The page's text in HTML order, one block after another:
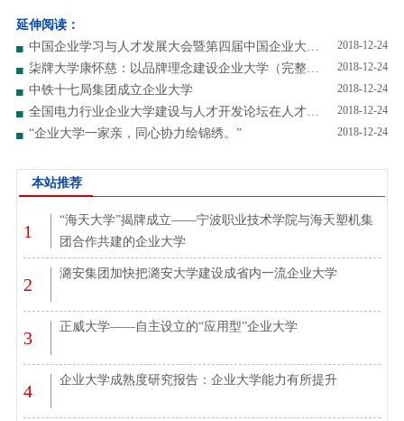
延伸阅读：
2018-12-24
中国企业学习与人才发展大会暨第四届中国企业大学年会隆重开幕
2018-12-24
柒牌大学康怀慈：以品牌理念建设企业大学（完整版）
2018-12-24
中铁十七局集团成立企业大学
2018-12-24
全国电力行业企业大学建设与人才开发论坛在人才学院举办！
2018-12-24
“企业大学一家亲，同心协力绘锦绣。”
本站推荐
1
“海天大学”揭牌成立——宁波职业技术学院与海天塑机集
团合作共建的企业大学
2
潞安集团加快把潞安大学建设成省内一流企业大学
3
正威大学——自主设立的“应用型”企业大学
4
企业大学成熟度研究报告：企业大学能力有所提升